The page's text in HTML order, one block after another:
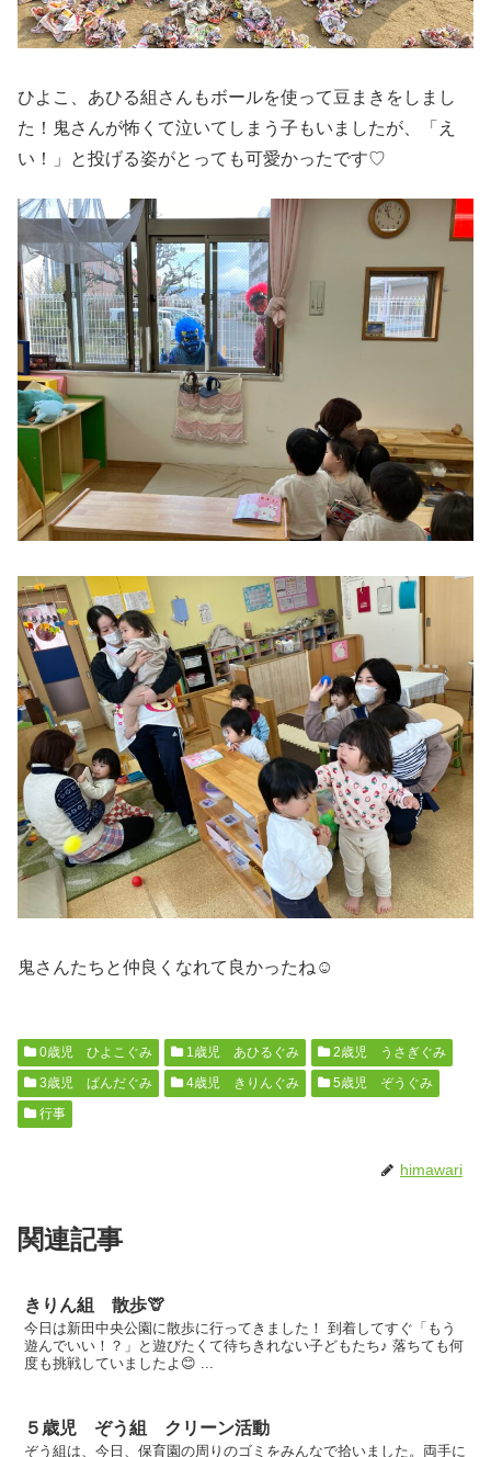
ひよこ、あひる組さんもボールを使って豆まきをしまし
た！鬼さんが怖くて泣いてしまう子もいましたが、「え
い！」と投げる姿がとっても可愛かったです♡
鬼さんたちと仲良くなれて良かったね☺
0歳児 ひよこぐみ 1歳児 あひるぐみ
2歳児 うさぎぐみ
3歳児 ぱんだぐみ
4歳児 きりんぐみ
5歳児 ぞうぐみ
行事
himawari
関連記事
きりん組 散歩🦒
今日は新田中央公園に散歩に行ってきました！ 到着してすぐ「もう
遊んでいい！？」と遊びたくて待ちきれない子どもたち♪ 落ちても何
度も挑戦していましたよ😊 ...
５歳児 ぞう組 クリーン活動
ぞう組は、今日、保育園の周りのゴミをみんなで拾いました。両手に